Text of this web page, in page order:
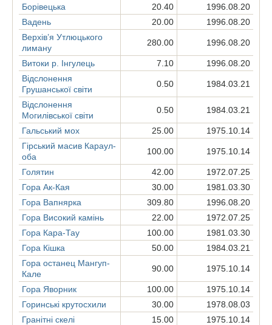
Борівецька
20.40
1996.08.20
Вадень
20.00
1996.08.20
Верхів’я Утлюцького
лиману
280.00 1996.08.20
Витоки р. Інгулець 7.10
1996.08.20
Відслонення
Грушанської світи
0.50 1984.03.21
Відслонення
Могилівської світи
0.50 1984.03.21
Гальський мох 25.00
1975.10.14
Гірський масив Караул-
оба
100.00 1975.10.14
Голятин 42.00
1972.07.25
Гора Ак-Кая
30.00
1981.03.30
Гора Вапнярка
309.80
1996.08.20
Гора Високий камінь
22.00
1972.07.25
Гора Кара-Тау
100.00
1981.03.30
Гора Кішка
50.00
1984.03.21
Гора останец Мангуп-
Кале
90.00 1975.10.14
Гора Яворник 100.00
1975.10.14
Горинські крутосхили
30.00
1978.08.03
Гранітні скелі
15.00
1975.10.14